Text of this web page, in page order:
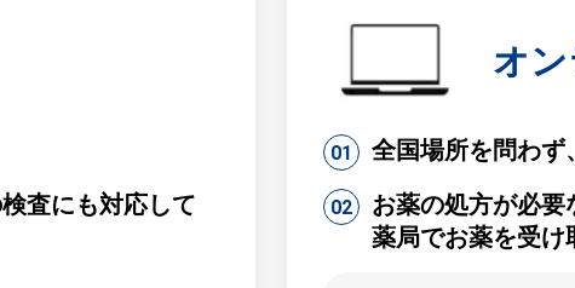
査にも対応して
オ
全国場所を問わず
お薬の処方が必要
薬局でお薬を受け